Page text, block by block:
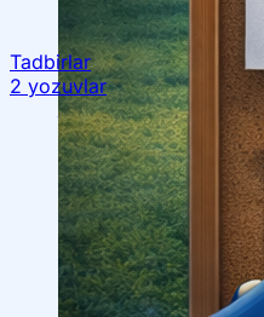
Talabalar uchun
Talabalar uchun
jamiyati (Student
Xorijiy abituriyentlar
Tadbirlar
2 yozuvlar